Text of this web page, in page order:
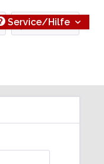
Service/Hilfe
0,00 € *